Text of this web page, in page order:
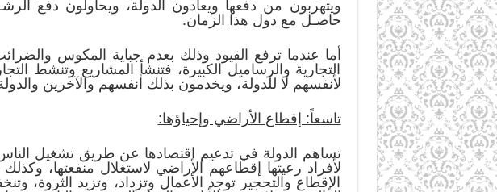
ويتهربون من دفعها ويعادون الدولة، ويحاولون دفع
حاصـل مع دول هذا الزمان.
أما عندما ترفع القيود وذلك بعدم جباية المكوس
التجارية والرساميل الكبيرة، فتنشأ المشاريع وتنشط
لأنفسهم لا للدولة، ويخدمون بذلك أنفسهم والآخرين
تاسعاً: إقطاع الأراضي وإحياؤها:
تساهم الدولة في تدعيم اقتصادها عن طريق تشغيل الناس
لأفراد رعيتها إقطاعهم الأراضي لاستغلال منفعتها،
الإقطاع والتحجير توجد الأعمال وتزداد، وتزيد